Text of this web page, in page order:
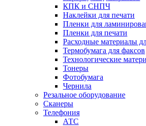
КПК и СНПЧ
Наклейки для печати
Пленки для
Пленки для печати
Расходные материалы
Термобумага для факсов
Технологические
Тонеры
Фотобумага
Чернила
Резальное оборудование
Сканеры
Телефония
АТС